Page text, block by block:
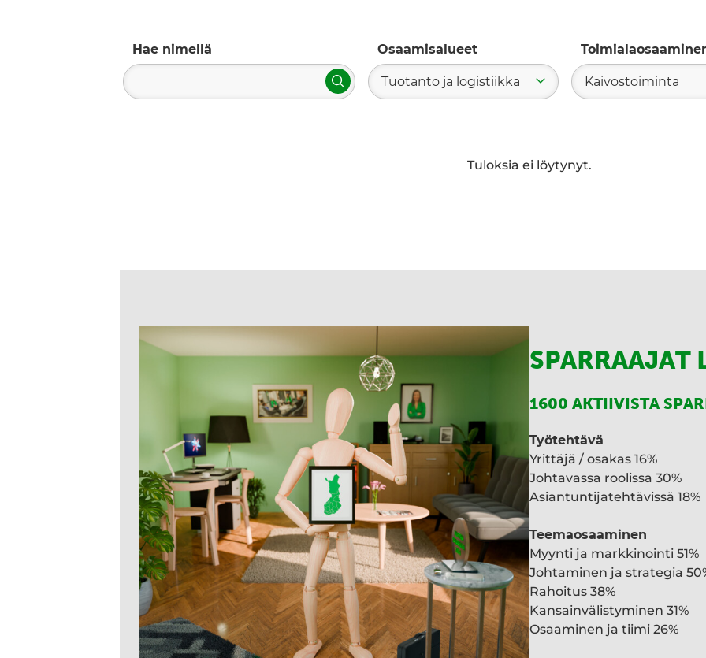
Hae nimellä
Hae
Osaamisalueet
Tuotanto ja logistiikka Kaivostoiminta
Tuloksia ei löytynyt.
SPARRAAJAT
1600 AKTIIVISTA
Työtehtävä
Yrittäjä / osakas 16%
Johtavassa roolissa 30%
Asiantuntijatehtävissä 18%
Teemaosaaminen
Myynti ja markkinointi 51%
Johtaminen ja strategia
Rahoitus 38%
Kansainvälistyminen 31%
Osaaminen ja tiimi 26%